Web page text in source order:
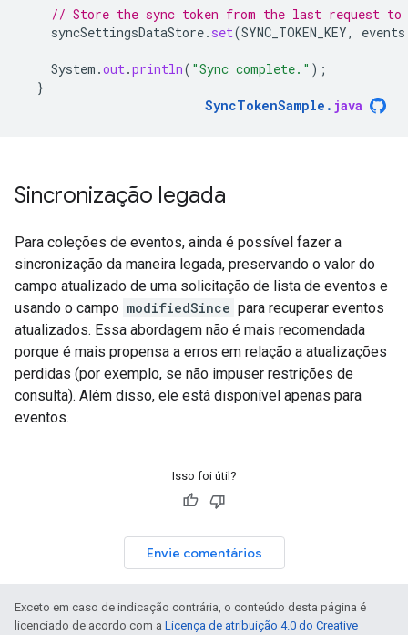
// Store the sync token from the last request to
syncSettingsDataStore. set(SYNC_TOKEN_KEY, events
System .out.println( "Sync complete." );
}
SyncTokenSample . java
Sincronização legada
Para coleções de eventos, ainda é possível fazer a
sincronização da maneira legada, preservando o valor do
campo atualizado de uma solicitação de lista de eventos e
usando o campo modifiedSince para recuperar eventos
atualizados. Essa abordagem não é mais recomendada
porque é mais propensa a erros em relação a atualizações
perdidas (por exemplo, se não impuser restrições de
consulta). Além disso, ele está disponível apenas para
eventos.
Isso foi útil?
Envie comentários
Exceto em caso de indicação contrária, o conteúdo desta página é
licenciado de acordo com a Licença de atribuição 4.0 do Creative